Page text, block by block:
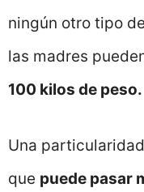
ningún otro tipo
las madres
100 kilos de peso.
Una
que puede pasar